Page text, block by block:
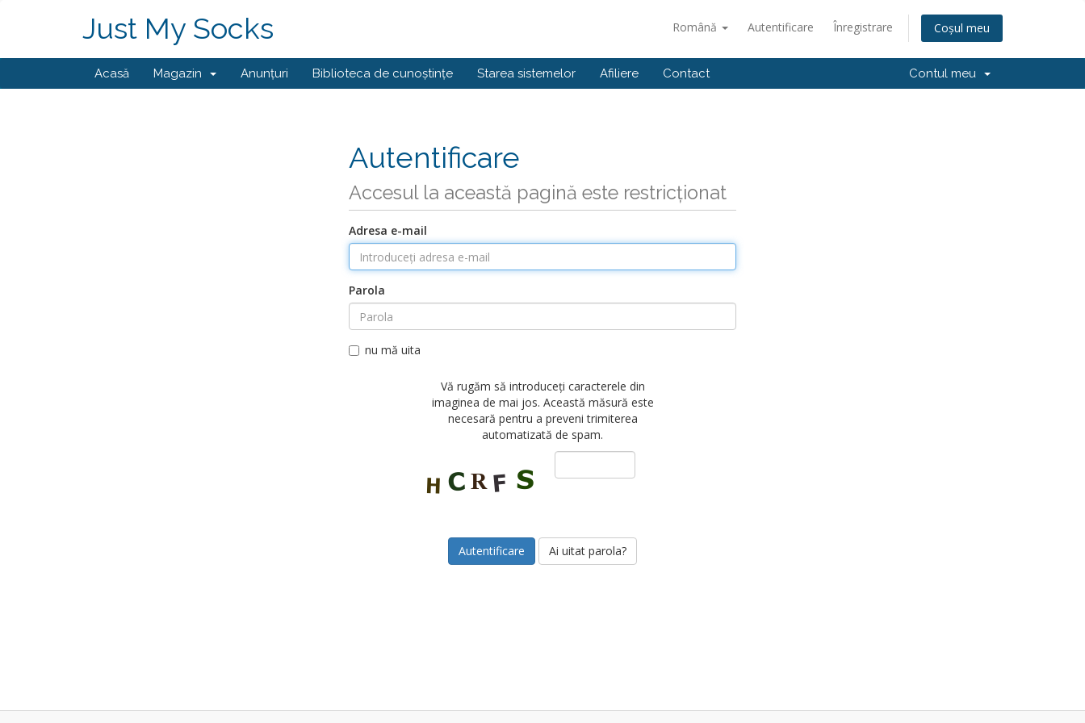
Română Autentificare Înregistrare Coșul meu
Just My Socks
Acasă Magazin Anunțuri Biblioteca de cunoștințe Starea sistemelor Afiliere Contact Contul meu
Autentificare
Accesul la această pagină este restricționat
Adresa e-mail
Parola
nu mă uita
Vă rugăm să introduceți caracterele din
imaginea de mai jos. Această măsură este
necesară pentru a preveni trimiterea
automatizată de spam.
Ai uitat parola?